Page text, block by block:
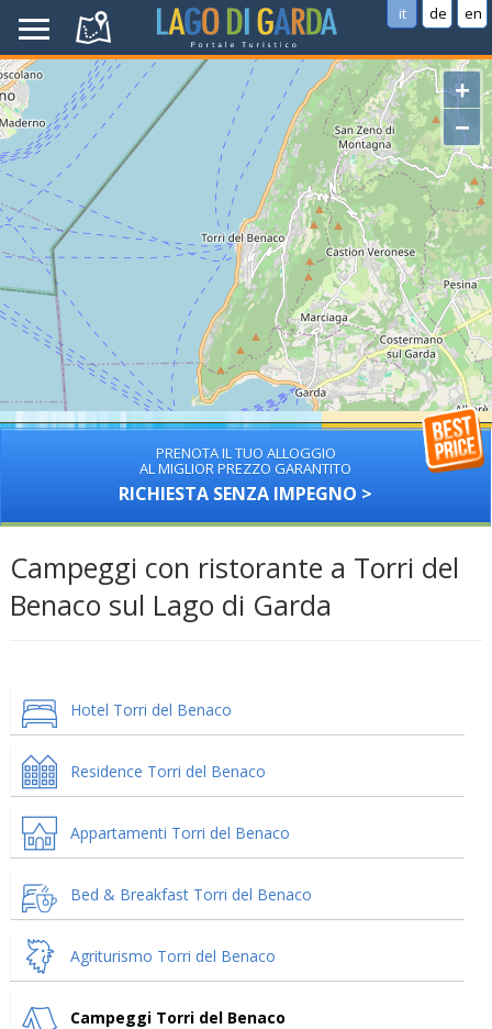
it de en
+
−
PRENOTA IL TUO ALLOGGIO
AL MIGLIOR PREZZO GARANTITO
RICHIESTA SENZA IMPEGNO >
Campeggi con ristorante a Torri del
Benaco sul Lago di Garda
Hotel Torri del Benaco
Residence Torri del Benaco
Appartamenti Torri del Benaco
Bed & Breakfast Torri del Benaco
Agriturismo Torri del Benaco
Campeggi Torri del Benaco